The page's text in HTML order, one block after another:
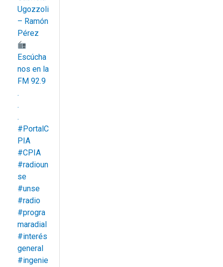
Ugozzoli
– Ramón
Pérez
Escúcha
nos en la
FM 92.9
.
.
.
#PortalC
PIA
#CPIA
#radioun
se
#unse
#radio
#progra
maradial
#interés
general
#ingenie